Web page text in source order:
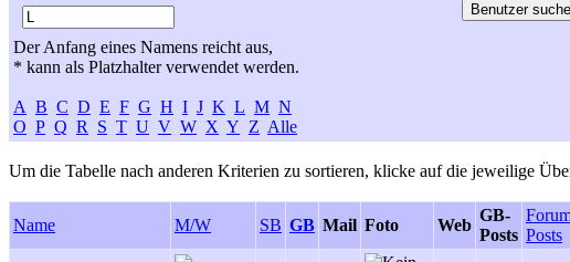
Der Anfang eines Namens reicht aus,
* kann als Platzhalter verwendet werden.
A B C D E F G H I J K L M N
O P Q R S T U V W X Y Z Alle
Um die Tabelle nach anderen Kriterien zu sortieren, klicke auf die jeweilige
Name M/W SB GB Mail Foto Web
GB-
Posts Posts